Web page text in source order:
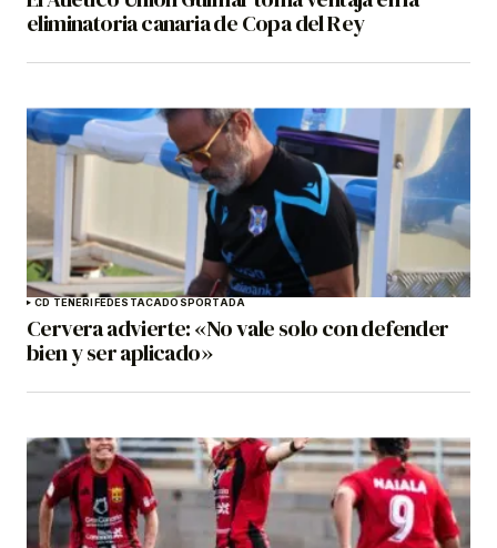
eliminatoria canaria de Copa del Rey
CD TENERIFEDESTACADOS PORTADA
Cervera advierte: «No vale solo con defender
bien y ser aplicado»